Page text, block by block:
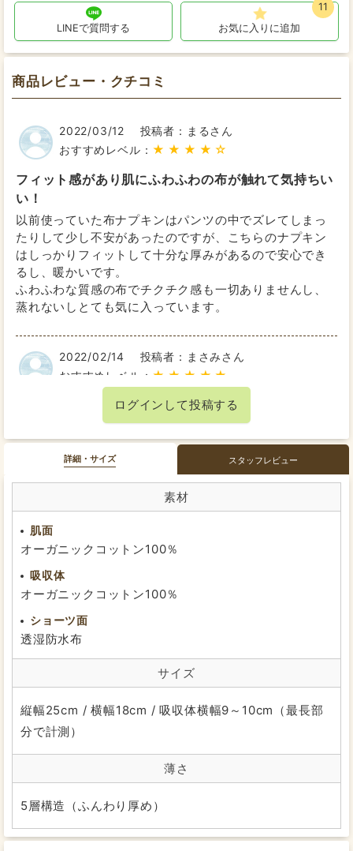
LINEで質問する お気に入りに追加
11
商品レビュー・クチコミ
2022/03/12
投稿者：まるさん
おすすめレベル： ★★★★☆
フィット感があり肌にふわふわの布が触れて気持ちい
い！
以前使っていた布ナプキンはパンツの中でズレてしまっ
たりして少し不安があったのですが、こちらのナプキン
はしっかりフィットして十分な厚みがあるので安心でき
るし、暖かいです。
ふわふわな質感の布でチクチク感も一切ありませんし、
蒸れないしとても気に入っています。
2022/02/14
投稿者：まさみさん
おすすめレベル： ★★★★★
食生活を変えたこと、環境問題に目を向けたことで初め
て布ナプキンを使い始めました。
すでに何ヶ月も使っていますが、とてもいいです。
薬を飲んでも辛かった生理痛も気温が一番下がる時間帯
は痛みますがかなり軽減され薬いらずに！
今までナプキンを洗うということをしてこなかったので
若干面倒に感じてしまうこともあるのですが…汗
買って良かったです。
これから在宅勤務ではなく出勤再開になるので、追加で
購入させてもらいました！
2022/02/11
投稿者：りすこさん
★★★★★
良い☆
もともと使い捨てナプキンが環境に悪いので、何度も使
ニックだし、何回も洗って使える点がよくて購入しまし
た。実際使用してみると、何度も洗って使えるのはもち
ろんよいですが、あてると暖かい感じがよくて、使い心
ログインして投稿する
詳細・サイズ
素材
肌面
オーガニックコットン100％
吸収体
オーガニックコットン100％
ショーツ面
透湿防水布
サイズ
縦幅25cm / 横幅18cm / 吸収体横幅9～10cm（最長部
分で計測）
薄さ
5層構造（ふんわり厚め）
スタッフレビュー
量がふつうのスタッフM